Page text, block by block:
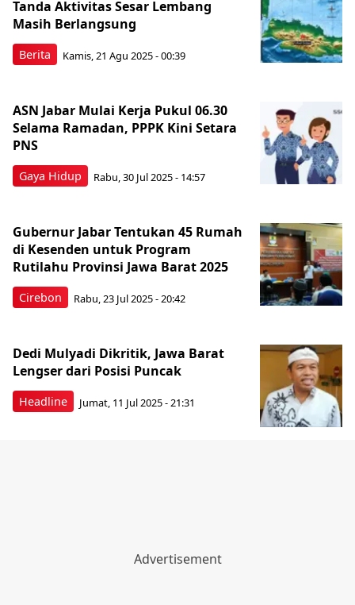
Berita
Tanda Aktivitas Sesar Lembang
Masih Berlangsung
Kamis, 21 Agu 2025 - 00:39
Gaya Hidup
ASN Jabar Mulai Kerja Pukul 06.30
Selama Ramadan, PPPK Kini Setara
PNS
Rabu, 30 Jul 2025 - 14:57
Cirebon
Gubernur Jabar Tentukan 45 Rumah
di Kesenden untuk Program
Rutilahu Provinsi Jawa Barat 2025
Rabu, 23 Jul 2025 - 20:42
Headline
Dedi Mulyadi Dikritik, Jawa Barat
Lengser dari Posisi Puncak
Jumat, 11 Jul 2025 - 21:31